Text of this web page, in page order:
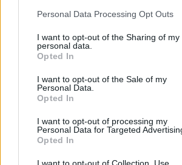
Please note that this website/app uses
not limited to your visit or usage
grant or deny consent to Google and its
use your data for below specified
consent section.
Personal Data Processing Opt Outs
I want to opt-out of the Sharing of my
personal data.
Opted In
I want to opt-out of the Sale of my
Personal Data.
Opted In
I want to opt-out of processing my
Personal Data for Targeted
Opted In
I want to opt-out of Collection, Use,
Önmagát egyensúlyozó, kétkerekű
| 2023.02.25 10:16
A koncepció egyszer már bebukott, de a